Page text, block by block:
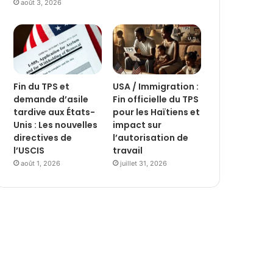
août 3, 2026
Fin du TPS et
demande d’asile
tardive aux États-
Unis : Les nouvelles
directives de
l’USCIS
août 1, 2026
USA / Immigration :
Fin officielle du TPS
pour les Haïtiens et
impact sur
l’autorisation de
travail
juillet 31, 2026